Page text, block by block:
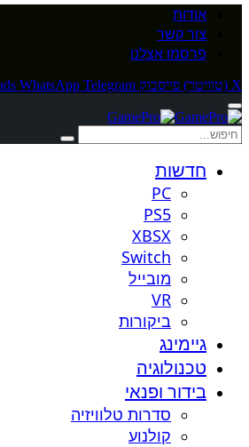
אודות
צור קשר
פרסמו אצלנו
X (טוויטר) פייסבוק WhatsApp Telegram
חדשות
PC
PS5
XBSX
Switch
מובייל
VR
ביקורות
גיימינג
טכנולוגיה
בידור ופנאי
סדרות טלוויזיה
קולנוע